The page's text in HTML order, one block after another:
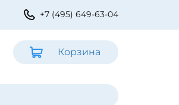
+7 (495) 649-63-04
Корзина